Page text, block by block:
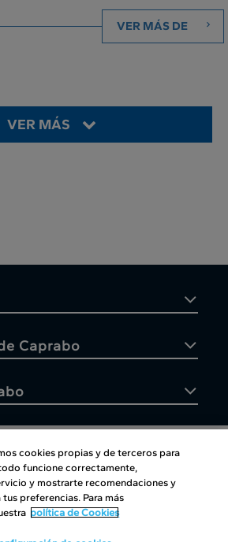
VER MÁS DE
VER MÁS
Caprabo
al cliente
cookies propias y de terceros para
funcione correctamente,
y mostrarte recomendaciones y
preferencias. Para más
política de Cookies